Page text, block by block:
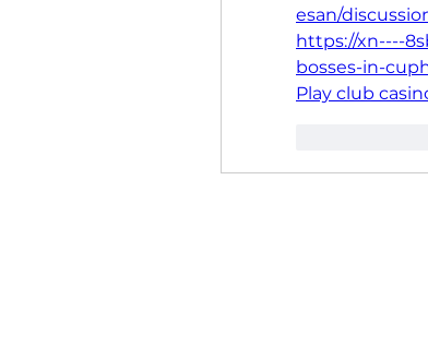
esan/
https://xn----
bosses-in-
Play club